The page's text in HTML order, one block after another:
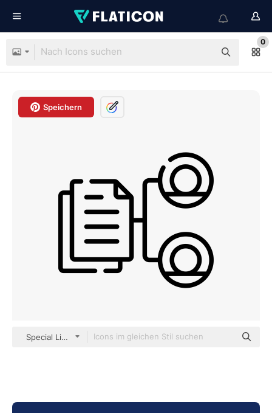
0
Speichern
Special Lineal